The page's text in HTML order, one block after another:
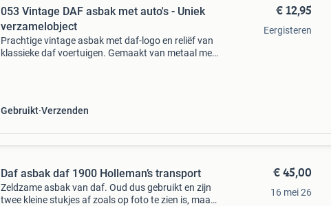
053 Vintage DAF asbak met auto's - Uniek
verzamelobject
Prachtige vintage asbak met daf-logo en reliëf van
klassieke daf voertuigen. Gemaakt van metaal met
Gebruikt Verzenden
€ 12,95
Eergisteren
Daf asbak daf 1900 Holleman’s transport
Zeldzame asbak van daf. Oud dus gebruikt en zijn
twee kleine stukjes af zoals op foto te zien is, maar
€ 45,00
16 mei 26